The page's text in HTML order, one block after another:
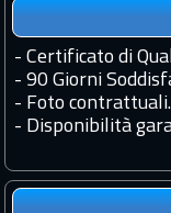
- Certificato di
- 90 Giorni
- Foto contrattuali.
- Disponibilità